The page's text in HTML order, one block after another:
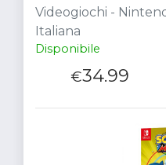
Videogiochi -
Italiana
Disponibile
€34.99